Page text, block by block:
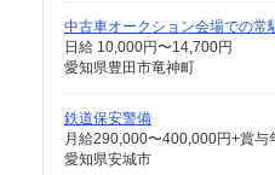
中古車オークション会場での常
日給 10,000円〜14,700円
愛知県豊田市竜神町
鉄道保安警備
愛知県安城市